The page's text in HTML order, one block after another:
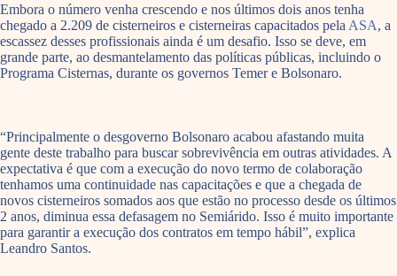
Embora o número venha crescendo e nos últimos dois anos tenha
chegado a 2.209 de cisterneiros e cisterneiras capacitados pela ASA, a
escassez desses profissionais ainda é um desafio. Isso se deve, em
grande parte, ao desmantelamento das políticas públicas, incluindo o
Programa Cisternas, durante os governos Temer e Bolsonaro.
“Principalmente o desgoverno Bolsonaro acabou afastando muita
gente deste trabalho para buscar sobrevivência em outras atividades. A
expectativa é que com a execução do novo termo de colaboração
tenhamos uma continuidade nas capacitações e que a chegada de
novos cisterneiros somados aos que estão no processo desde os últimos
2 anos, diminua essa defasagem no Semiárido. Isso é muito importante
para garantir a execução dos contratos em tempo hábil”, explica
Leandro Santos.